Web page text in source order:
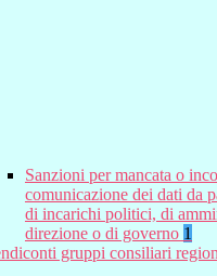
Sanzioni per mancata o
comunicazione dei dati da
di incarichi politici, di
direzione o di governo 1
gruppi consiliari